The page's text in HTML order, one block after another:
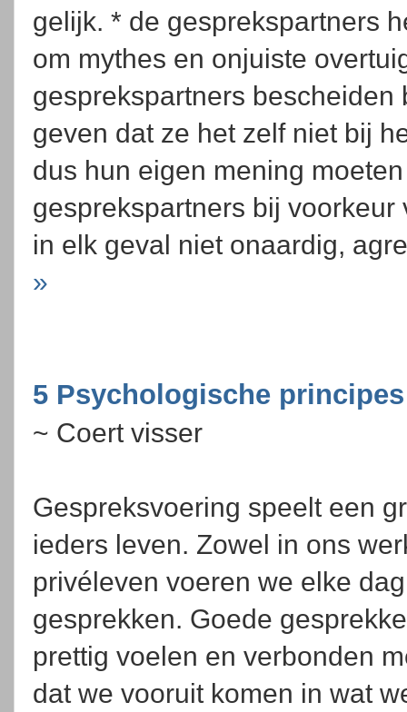
gelijk. * de gesprekspartners
om mythes en onjuiste
gesprekspartners
geven dat ze het zelf niet bij
dus hun eigen mening
gesprekspartners bij
in elk geval niet onaardig,
»
5 Psychologische
~ Coert visser
Gespreksvoering speelt een
ieders leven. Zowel in ons
privéleven voeren we elke
gesprekken. Goede
prettig voelen en verbonden
dat we vooruit komen in wat